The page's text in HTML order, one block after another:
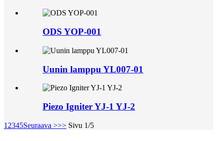
ODS YOP-001
Uunin lamppu YL007-01
Piezo Igniter YJ-1 YJ-2
1 2345Seuraava >>> Sivu 1/5